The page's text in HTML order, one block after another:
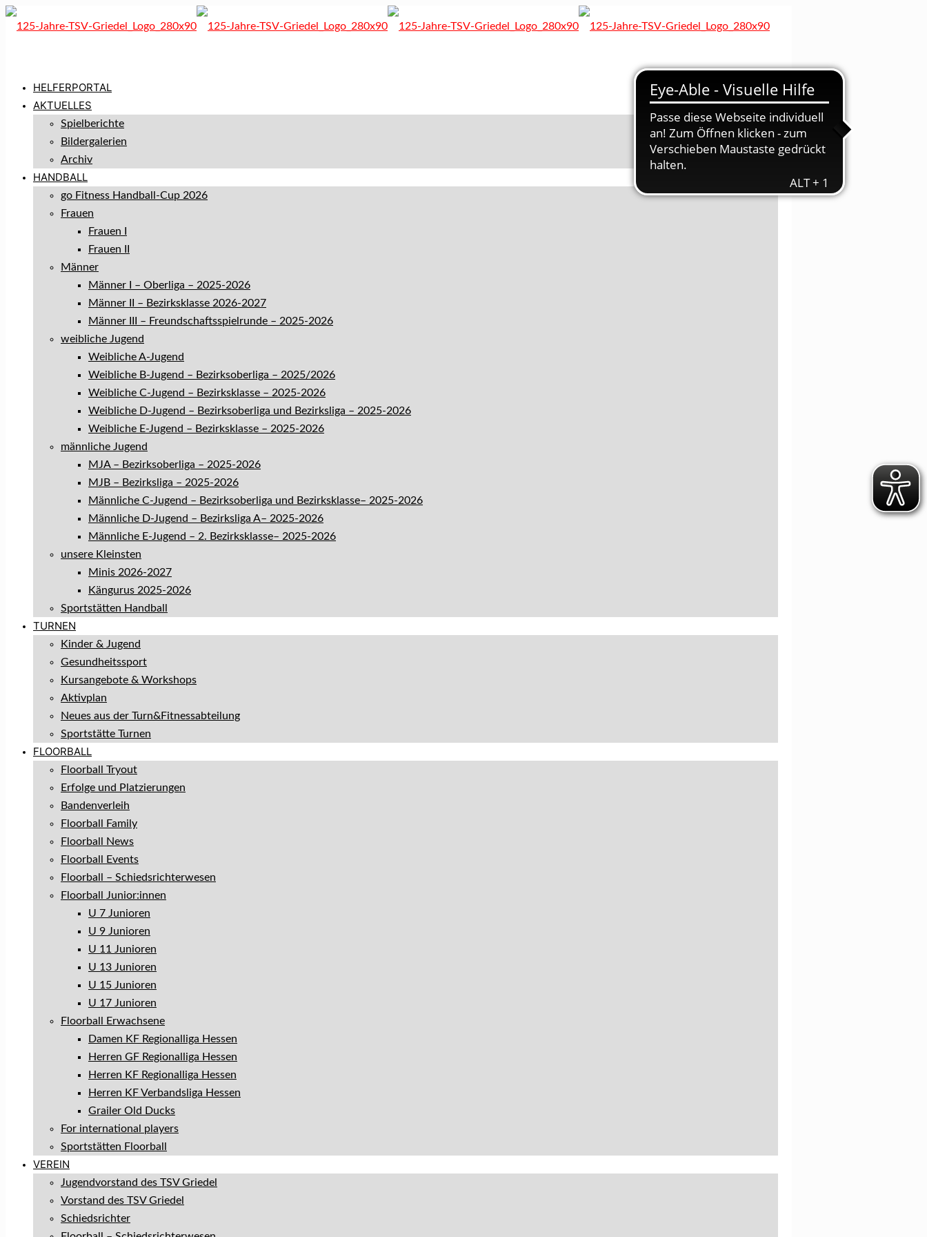
HELFERPORTAL
AKTUELLES
Spielberichte
Bildergalerien
Archiv
HANDBALL
go Fitness Handball-Cup 2026
Frauen
Frauen I
Frauen II
Männer
Männer I – Oberliga – 2025-2026
Männer II – Bezirksklasse 2026-2027
Männer III – Freundschaftsspielrunde – 2025-2026
weibliche Jugend
Weibliche A-Jugend
Weibliche B-Jugend – Bezirksoberliga – 2025/2026
Weibliche C-Jugend – Bezirksklasse – 2025-2026
Weibliche D-Jugend – Bezirksoberliga und Bezirksliga – 2025-2026
Weibliche E-Jugend – Bezirksklasse – 2025-2026
männliche Jugend
MJA – Bezirksoberliga – 2025-2026
MJB – Bezirksliga – 2025-2026
Männliche C-Jugend – Bezirksoberliga und Bezirksklasse– 2025-2026
Männliche D-Jugend – Bezirksliga A– 2025-2026
Männliche E-Jugend – 2. Bezirksklasse– 2025-2026
unsere Kleinsten
Minis 2026-2027
Kängurus 2025-2026
Sportstätten Handball
TURNEN
Kinder & Jugend
Gesundheitssport
Kursangebote & Workshops
Aktivplan
Neues aus der Turn&Fitnessabteilung
Sportstätte Turnen
FLOORBALL
Floorball Tryout
Erfolge und Platzierungen
Bandenverleih
Floorball Family
Floorball News
Floorball Events
Floorball – Schiedsrichterwesen
Floorball Junior:innen
U 7 Junioren
U 9 Junioren
U 11 Junioren
U 13 Junioren
U 15 Junioren
U 17 Junioren
Floorball Erwachsene
Damen KF Regionalliga Hessen
Herren GF Regionalliga Hessen
Herren KF Regionalliga Hessen
Herren KF Verbandsliga Hessen
Grailer Old Ducks
For international players
Sportstätten Floorball
VEREIN
Jugendvorstand des TSV Griedel
Vorstand des TSV Griedel
Schiedsrichter